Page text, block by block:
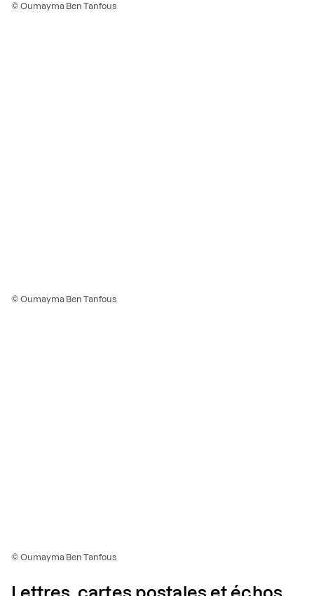
© Oumayma Ben Tanfous
© Oumayma Ben Tanfous
© Oumayma Ben Tanfous